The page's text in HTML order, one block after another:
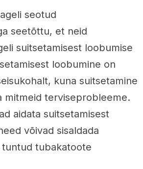
seotud
seetõttu, et neid
suitsetamisest loobumise
loobumine on
kuna suitsetamine
mitmeid terviseprobleeme.
aidata suitsetamisest
võivad sisaldada
tuntud tubakatoote